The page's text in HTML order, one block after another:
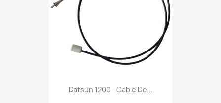
Datsun 1200 - Cable De...